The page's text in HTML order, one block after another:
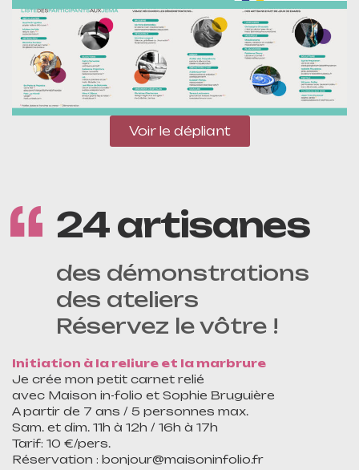
Voir le dépliant
24 artisanes
des démonstrations
des ateliers
Réservez le vôtre !
Initiation à la reliure et la marbrure
Je crée mon petit carnet relié
avec Maison in-folio et Sophie Bruguière
A partir de 7 ans / 5 personnes max.
Sam. et dim. 11h à 12h / 16h à 17h
Tarif: 10 €/pers.
Réservation : bonjour@maisoninfolio.fr